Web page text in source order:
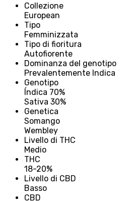
Collezione
European
Tipo
Femminizzata
Tipo di fioritura
Autofiorente
Dominanza del genotipo
Prevalentemente Indica
Genotipo
Índica 70%
Sativa 30%
Genetica
Somango
Wembley
Livello di THC
Medio
THC
18-20%
Livello di CBD
Basso
CBD